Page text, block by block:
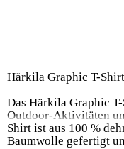
Härkila Graphic T-
Das Härkila Graphic
Outdoor-Aktivitäten
Shirt ist aus 100 %
Baumwolle gefertigt